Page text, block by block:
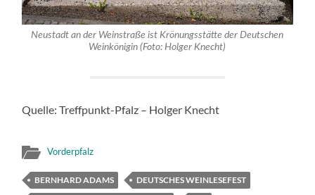
Neustadt an der Weinstraße ist Krönungsstätte der Deutschen
Weinkönigin (Foto: Holger Knecht)
Quelle: Treffpunkt-Pfalz – Holger Knecht
Vorderpfalz
BERNHARD ADAMS
DEUTSCHES WEINLESEFEST